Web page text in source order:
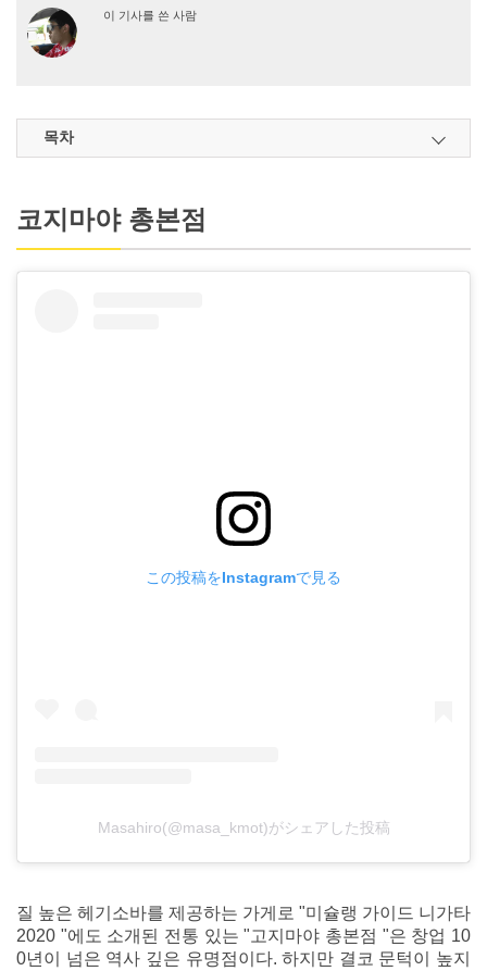
이 기사를 쓴 사람
목차
코지마야 총본점
この投稿をInstagramで見る
Masahiro(@masa_kmot)がシェアした投稿
질 높은 헤기소바를 제공하는 가게로 "미슐랭 가이드 니가타
2020 "에도 소개된 전통 있는 "고지마야 총본점 "은 창업 10
0년이 넘은 역사 깊은 유명점이다. 하지만 결코 문턱이 높지